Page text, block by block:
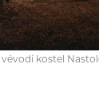
kostel